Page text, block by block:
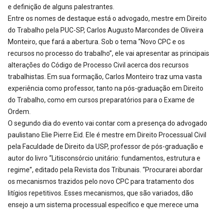
e definição de alguns palestrantes.
Entre os nomes de destaque está o advogado, mestre em Direito
do Trabalho pela PUC-SP, Carlos Augusto Marcondes de Oliveira
Monteiro, que fará a abertura. Sob o tema “Novo CPC e os
recursos no processo do trabalho”, ele vai apresentar as principais
alterações do Código de Processo Civil acerca dos recursos
trabalhistas. Em sua formação, Carlos Monteiro traz uma vasta
experiência como professor, tanto na pós-graduação em Direito
do Trabalho, como em cursos preparatórios para o Exame de
Ordem.
O segundo dia do evento vai contar com a presença do advogado
paulistano Elie Pierre Eid. Ele é mestre em Direito Processual Civil
pela Faculdade de Direito da USP, professor de pós-graduação e
autor do livro “Litisconsórcio unitário: fundamentos, estrutura e
regime”, editado pela Revista dos Tribunais. “Procurarei abordar
os mecanismos trazidos pelo novo CPC para tratamento dos
litígios repetitivos. Esses mecanismos, que são variados, dão
ensejo a um sistema processual específico e que merece uma